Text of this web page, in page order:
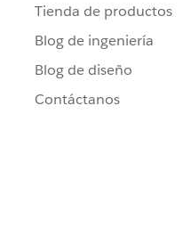
Tienda de productos
Blog de ingeniería
Blog de diseño
Contáctanos